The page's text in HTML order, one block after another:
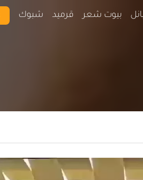
بيوت شعر قرميد شبوك